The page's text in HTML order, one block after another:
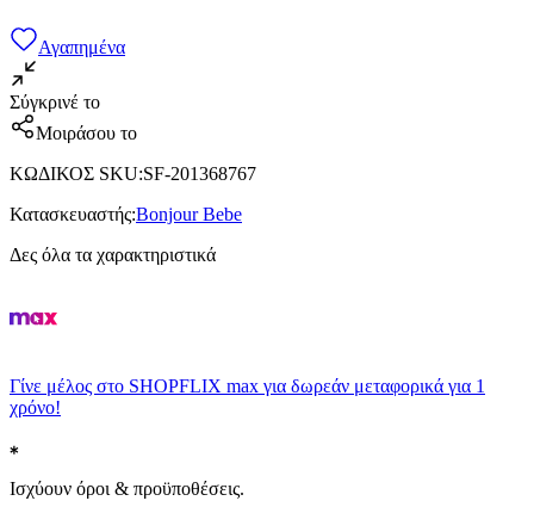
Αγαπημένα
Σύγκρινέ το
Μοιράσου το
ΚΩΔΙΚΟΣ SKU:SF-201368767
Κατασκευαστής:Bonjour Bebe
Δες όλα τα χαρακτηριστικά
Γίνε μέλος στο SHOPFLIX max για δωρεάν μεταφορικά για 1
χρόνο!
Ισχύουν όροι & προϋποθέσεις.